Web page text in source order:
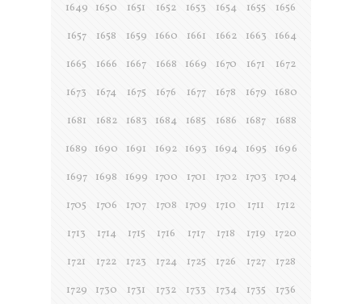
1649
1650 1651 1652 1653 1654 1655
1656
1657
1658 1659 1660 1661 1662 1663
1664
1665
1666 1667 1668 1669 1670 1671
1672
1673
1674 1675 1676 1677 1678 1679
1680
1681
1682 1683 1684 1685 1686 1687
1688
1689
1690 1691 1692 1693 1694 1695
1696
1697
1698 1699 1700 1701 1702 1703
1704
1705
1706 1707 1708 1709 1710 1711
1712
1713
1714 1715 1716 1717 1718 1719
1720
1721
1722 1723 1724 1725 1726 1727
1728
1729
1730 1731 1732 1733 1734 1735
1736